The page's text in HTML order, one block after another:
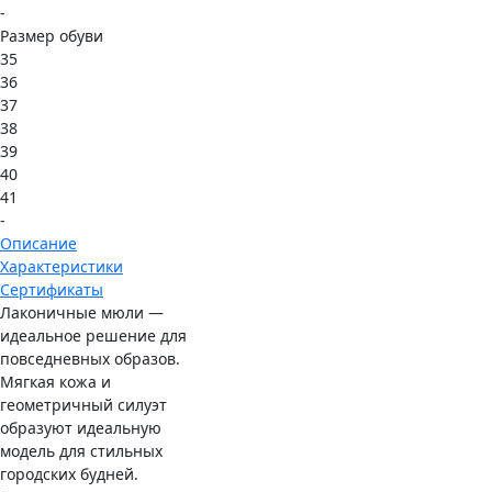
-
Размер обуви
35
36
37
38
39
40
41
-
Описание
Характеристики
Сертификаты
Лаконичные мюли —
идеальное решение для
повседневных образов.
Мягкая кожа и
геометричный силуэт
образуют идеальную
модель для стильных
городских будней.